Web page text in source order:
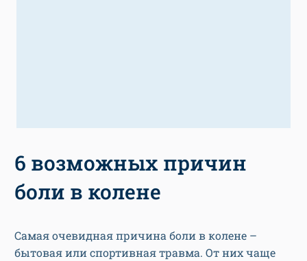
6 возможных причин
боли в колене
Самая очевидная причина боли в колене –
бытовая или спортивная травма. От них чаще